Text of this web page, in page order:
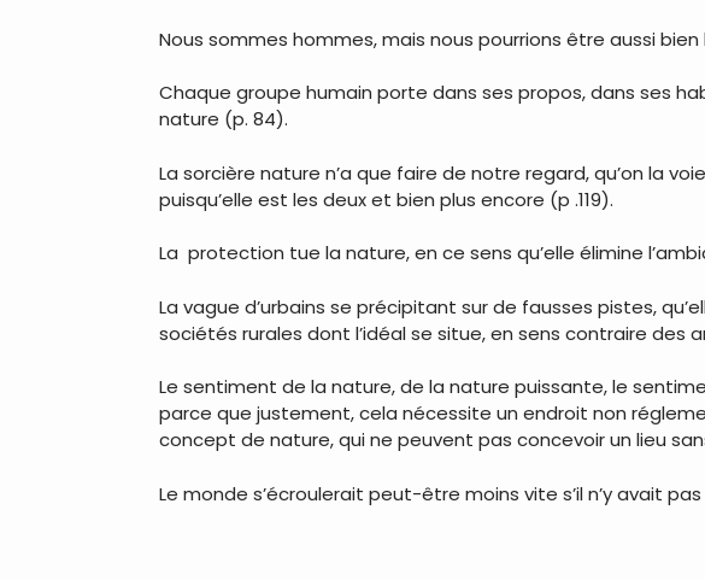
Nous sommes hommes, mais nous pourrions être aussi
Chaque groupe humain porte dans ses propos, dans ses
nature (p. 84).
La sorcière nature n’a que faire de notre regard, qu’on la
puisqu’elle est les deux et bien plus encore (p .119).
La protection tue la nature, en ce sens qu’elle élimine
La vague d’urbains se précipitant sur de fausses pistes,
sociétés rurales dont l’idéal se situe, en sens contraire des
Le sentiment de la nature, de la nature puissante, le
parce que justement, cela nécessite un endroit non
concept de nature, qui ne peuvent pas concevoir un lieu
Le monde s’écroulerait peut-être moins vite s’il n’y avait